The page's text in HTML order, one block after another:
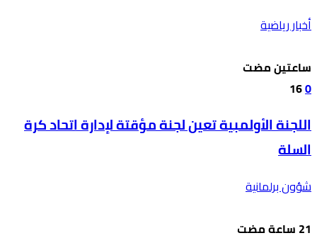
أخبار رياضية
‫‫‫‏‫ساعتين مضت‬
0
16
اللجنة الأولمبية تعين لجنة مؤقتة لإدارة اتحاد كرة
السلة
شؤون برلمانية